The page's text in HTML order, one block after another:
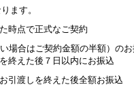
ます。
時点で正式なご契約
場合はご契約金額の半額）の
終えた後７日以内にお振込
引渡しを終えた後全額お振込